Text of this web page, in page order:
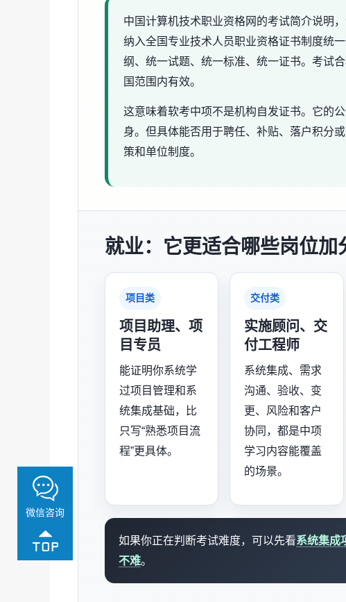
中国计算机技术职业资格网的考试简介说明
纳入全国专业技术人员职业资格证书制度统
纲、统一试题、统一标准、统一证书。考试
国范围内有效。
这意味着软考中项不是机构自发证书。它的
身。但具体能否用于聘任、补贴、落户积分
策和单位制度。
就业：它更适合哪些岗位加
项目类
项目助理、项
目专员
能证明你系统学
过项目管理和系
统集成基础，比
只写“熟悉项目流
程”更具体。
交付类
实施顾问、交
付工程师
系统集成、需求
沟通、验收、变
更、风险和客户
协同，都是中项
学习内容能覆盖
的场景。
如果你正在判断考试难度，可以先看系统集成
不难。
微信咨询